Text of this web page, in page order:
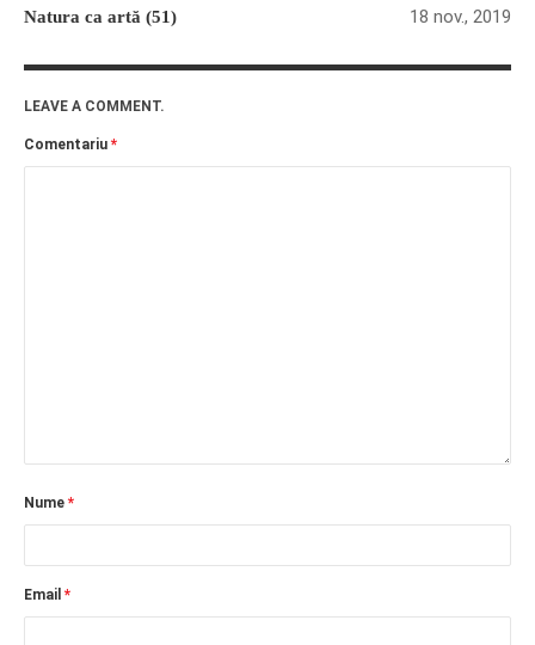
Natura ca artă (51) 18 nov., 2019
LEAVE A COMMENT.
Comentariu *
Nume *
Email *